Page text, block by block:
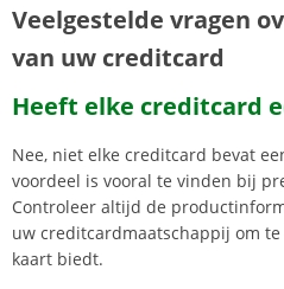
Veelgestelde vragen
van uw creditcard
Heeft elke creditcard
Nee, niet elke creditcard bevat
voordeel is vooral te vinden bij
Controleer altijd de
uw creditcardmaatschappij om
kaart biedt.